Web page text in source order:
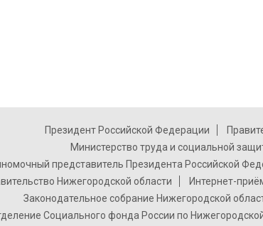
Президент Российской Федерации
Министерство труда и социальной
представитель Президента Российской
Нижегородской области
Интернет-
Законодательное собрание Нижегородской
Социального фонда России по